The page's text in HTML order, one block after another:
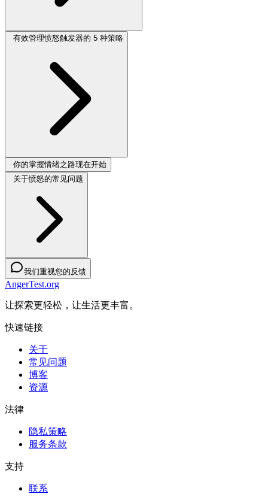
有效管理愤怒触发器的 5 种策略
你的掌握情绪之路现在开始
关于愤怒的常见问题
我们重视您的反馈
AngerTest.org
让探索更轻松，让生活更丰富。
快速链接
关于
常见问题
博客
资源
法律
隐私策略
服务条款
支持
联系